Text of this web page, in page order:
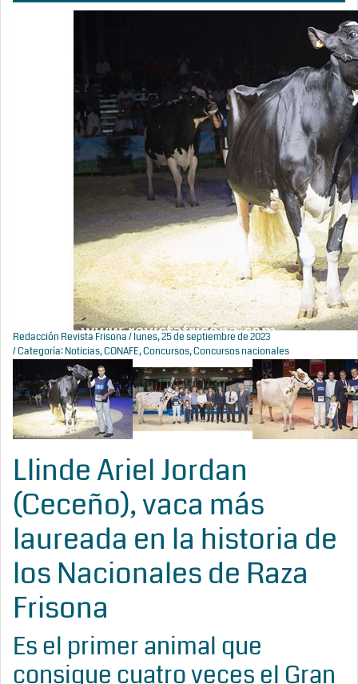
Redacción Revista Frisona/ lunes, 25 de septiembre de 2023
/ Categoría:Noticias,CONAFE,Concursos,Concursos nacionales
Llinde Ariel Jordan
(Ceceño), vaca más
laureada en la historia de
los Nacionales de Raza
Frisona
Es el primer animal que
consigue cuatro veces el Gran